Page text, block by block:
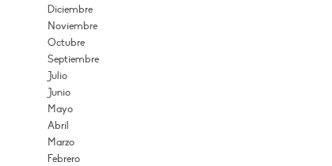
Diciembre
Noviembre
Octubre
Septiembre
Julio
Junio
Mayo
Abril
Marzo
Febrero